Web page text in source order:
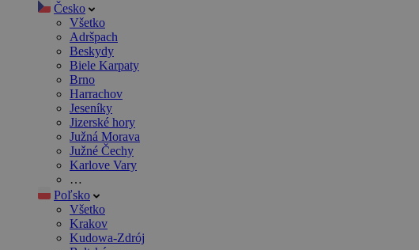
Česko
Všetko
Adršpach
Beskydy
Biele Karpaty
Brno
Harrachov
Jeseníky
Jizerské hory
Južná Morava
Južné Čechy
Karlove Vary
…
Poľsko
Všetko
Krakov
Kudowa-Zdrój